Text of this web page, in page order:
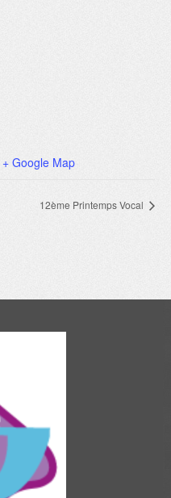
+ Google Map
12ème Printemps Vocal